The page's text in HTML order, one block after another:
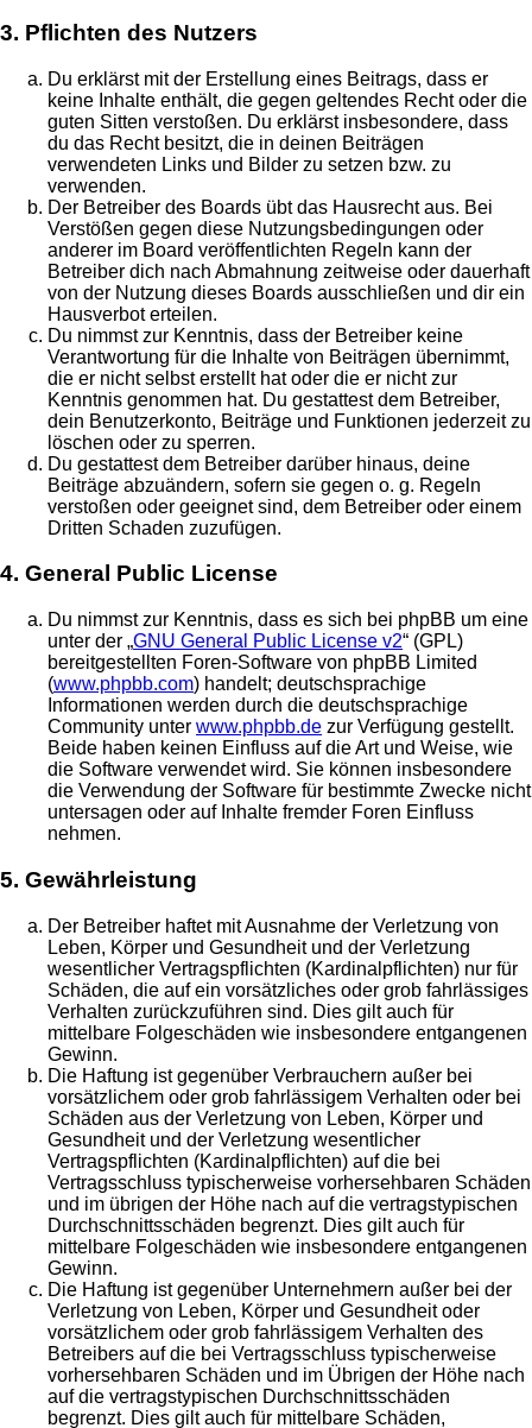
3. Pflichten des Nutzers
Du erklärst mit der Erstellung eines Beitrags, dass er
keine Inhalte enthält, die gegen geltendes Recht oder die
guten Sitten verstoßen. Du erklärst insbesondere, dass
du das Recht besitzt, die in deinen Beiträgen
verwendeten Links und Bilder zu setzen bzw. zu
verwenden.
Der Betreiber des Boards übt das Hausrecht aus. Bei
Verstößen gegen diese Nutzungsbedingungen oder
anderer im Board veröffentlichten Regeln kann der
Betreiber dich nach Abmahnung zeitweise oder dauerhaft
von der Nutzung dieses Boards ausschließen und dir ein
Hausverbot erteilen.
Du nimmst zur Kenntnis, dass der Betreiber keine
Verantwortung für die Inhalte von Beiträgen übernimmt,
die er nicht selbst erstellt hat oder die er nicht zur
Kenntnis genommen hat. Du gestattest dem Betreiber,
dein Benutzerkonto, Beiträge und Funktionen jederzeit zu
löschen oder zu sperren.
Du gestattest dem Betreiber darüber hinaus, deine
Beiträge abzuändern, sofern sie gegen o. g. Regeln
verstoßen oder geeignet sind, dem Betreiber oder einem
Dritten Schaden zuzufügen.
4. General Public License
Du nimmst zur Kenntnis, dass es sich bei phpBB um eine
unter der „GNU General Public License v2“ (GPL)
bereitgestellten Foren-Software von phpBB Limited
(www.phpbb.com) handelt; deutschsprachige
Informationen werden durch die deutschsprachige
Community unter www.phpbb.de zur Verfügung gestellt.
Beide haben keinen Einfluss auf die Art und Weise, wie
die Software verwendet wird. Sie können insbesondere
die Verwendung der Software für bestimmte Zwecke nicht
untersagen oder auf Inhalte fremder Foren Einfluss
nehmen.
5. Gewährleistung
Der Betreiber haftet mit Ausnahme der Verletzung von
Leben, Körper und Gesundheit und der Verletzung
wesentlicher Vertragspflichten (Kardinalpflichten) nur für
Schäden, die auf ein vorsätzliches oder grob fahrlässiges
Verhalten zurückzuführen sind. Dies gilt auch für
mittelbare Folgeschäden wie insbesondere entgangenen
Gewinn.
Die Haftung ist gegenüber Verbrauchern außer bei
vorsätzlichem oder grob fahrlässigem Verhalten oder bei
Schäden aus der Verletzung von Leben, Körper und
Gesundheit und der Verletzung wesentlicher
Vertragspflichten (Kardinalpflichten) auf die bei
Vertragsschluss typischerweise vorhersehbaren Schäden
und im übrigen der Höhe nach auf die vertragstypischen
Durchschnittsschäden begrenzt. Dies gilt auch für
mittelbare Folgeschäden wie insbesondere entgangenen
Gewinn.
Die Haftung ist gegenüber Unternehmern außer bei der
Verletzung von Leben, Körper und Gesundheit oder
vorsätzlichem oder grob fahrlässigem Verhalten des
Betreibers auf die bei Vertragsschluss typischerweise
vorhersehbaren Schäden und im Übrigen der Höhe nach
auf die vertragstypischen Durchschnittsschäden
begrenzt. Dies gilt auch für mittelbare Schäden,